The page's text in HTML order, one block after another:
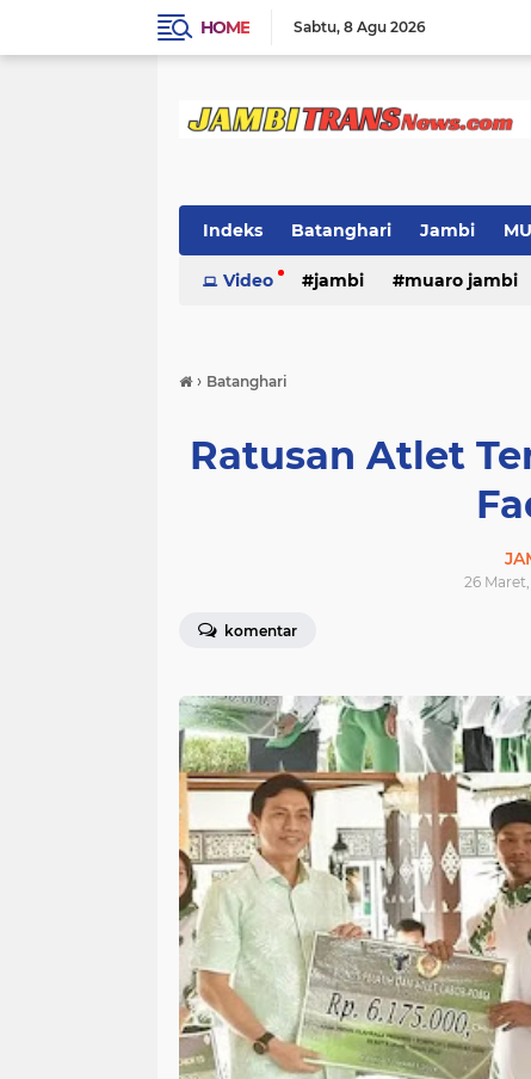
HOME Sabtu 8 Agu 2026
Indeks Batanghari Jambi
Video jambi muaro jambi
› Batanghari
Ratusan Atlet
26
komentar